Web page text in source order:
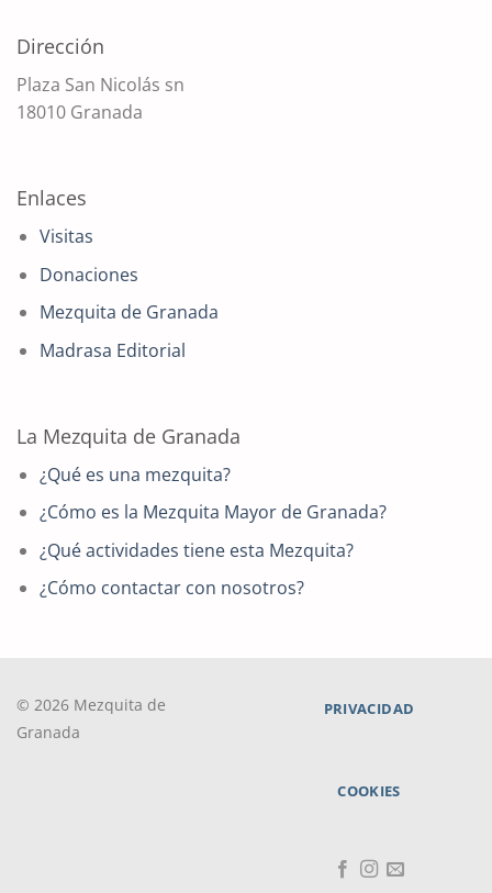
Dirección
Plaza San Nicolás sn
18010 Granada
Enlaces
Visitas
Donaciones
Mezquita de Granada
Madrasa Editorial
La Mezquita de Granada
¿Qué es una mezquita?
¿Cómo es la Mezquita Mayor de Granada?
¿Qué actividades tiene esta Mezquita?
¿Cómo contactar con nosotros?
© 2026 Mezquita de
Granada
PRIVACIDAD
COOKIES